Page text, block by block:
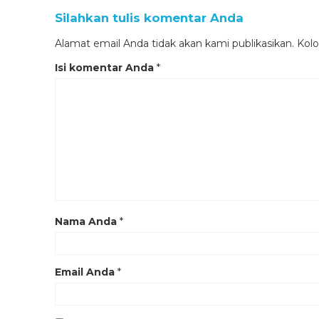
Silahkan tulis komentar Anda
Alamat email Anda tidak akan kami publikasikan.
Isi komentar Anda *
Nama Anda *
Email Anda *